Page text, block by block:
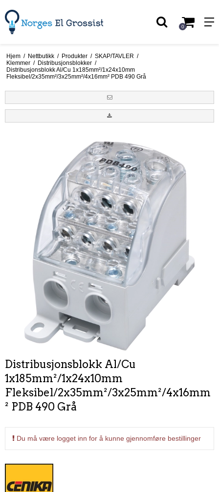
0
Hjem / Nettbutikk / Produkter / SKAP/TAVLER /
Klemmer / Distribusjonsblokker /
Distribusjonsblokk Al/Cu 1x185mm²/1x24x10mm
Fleksibel/2x35mm²/3x25mm²/4x16mm² PDB 490 Grå
Distribusjonsblokk Al/Cu
1x185mm²/1x24x10mm
Fleksibel/2x35mm²/3x25mm²/4x16mm
² PDB 490 Grå
Du må være logget inn for å kunne gjennomføre bestillinger